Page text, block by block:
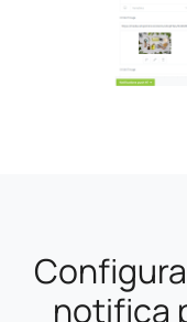
notifica